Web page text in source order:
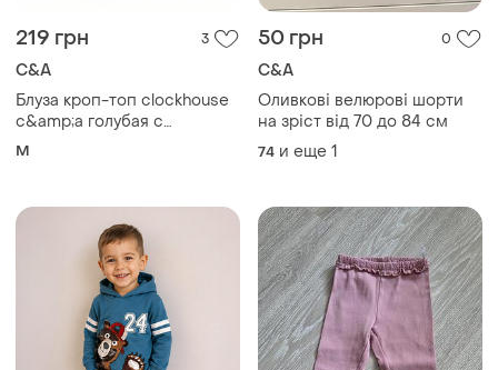
219 грн 3
C&A
Блуза кроп-топ clockhouse
c&amp;a голубая с
бабочками рукава буфы
M
50 грн 0
C&A
Оливкові велюрові шорти
на зріст від 70 до 84 см
74 и еще 1